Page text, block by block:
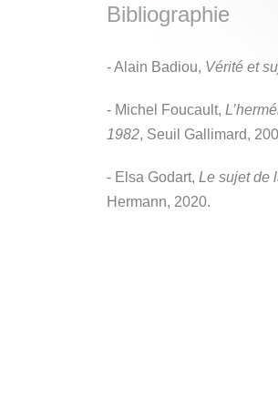
Bibliographie
- Alain Badiou, Vérité et
- Michel Foucault,
1982, Seuil Gallimard,
- Elsa Godart, Le sujet de
Hermann, 2020.